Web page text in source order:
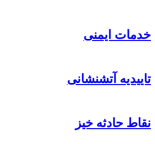
خدمات ایمنی
تاییدیه آتشنشانی
نقاط حادثه خیز